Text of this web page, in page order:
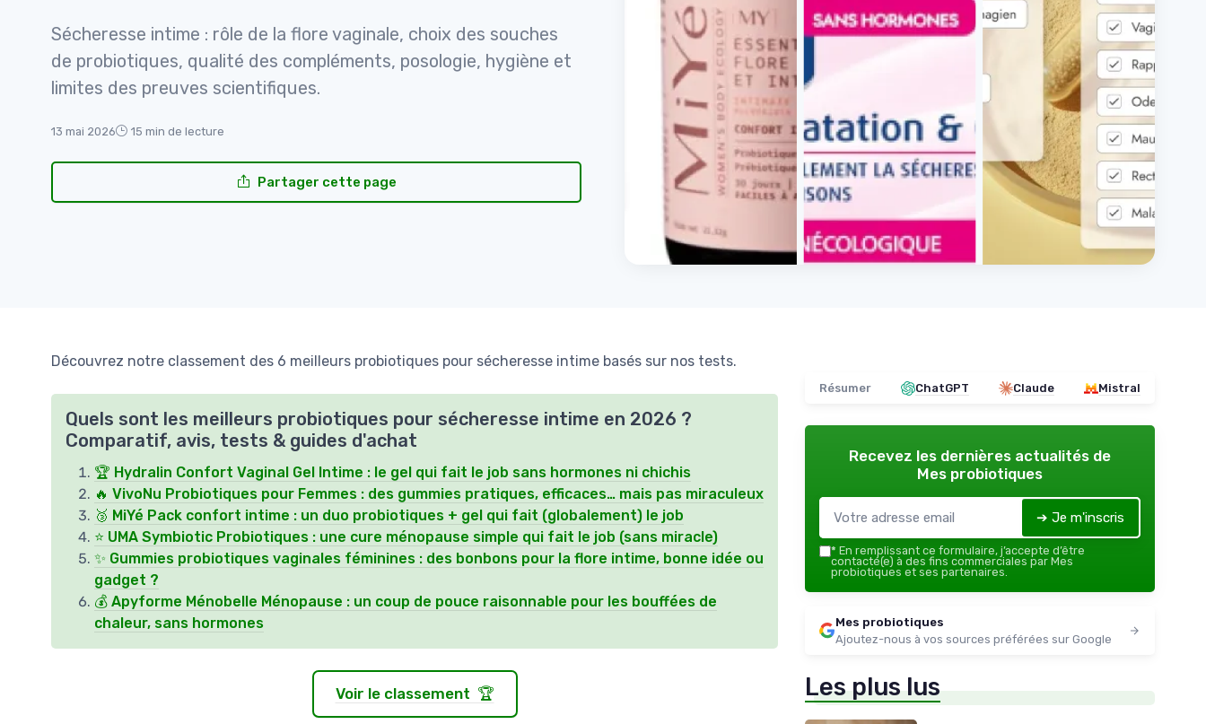
Sécheresse intime : rôle de la flore vaginale, choix des souches
de probiotiques, qualité des compléments, posologie, hygiène et
limites des preuves scientifiques.
13 mai 2026 15 min de lecture
Partager cette page
Découvrez notre classement des 6 meilleurs probiotiques pour sécheresse intime basés sur nos tests.
Quels sont les meilleurs probiotiques pour sécheresse intime en 2026 ?
Comparatif, avis, tests & guides d'achat
🏆 Hydralin Confort Vaginal Gel Intime : le gel qui fait le job sans hormones ni chichis
🔥 VivoNu Probiotiques pour Femmes : des gummies pratiques, efficaces… mais pas miraculeux
🥉 MiYé Pack confort intime : un duo probiotiques + gel qui fait (globalement) le job
⭐ UMA Symbiotic Probiotiques : une cure ménopause simple qui fait le job (sans miracle)
✨ Gummies probiotiques vaginales féminines : des bonbons pour la flore intime, bonne idée ou
gadget ?
💰 Apyforme Ménobelle Ménopause : un coup de pouce raisonnable pour les bouffées de
chaleur, sans hormones
Voir le classement 🏆
Résumer ChatGPT Claude Mistral
Recevez les dernières actualités de
Mes probiotiques
➔ Je m'inscris
* En remplissant ce formulaire, j’accepte d’être
contacté(e) à des fins commerciales par Mes
probiotiques et ses partenaires.
Mes probiotiques
Ajoutez-nous à vos sources préférées sur Google
Les plus lus